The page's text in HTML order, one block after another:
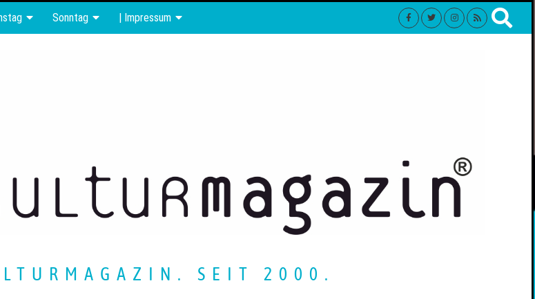
Sonntag | Impressum
SEIT 2000.